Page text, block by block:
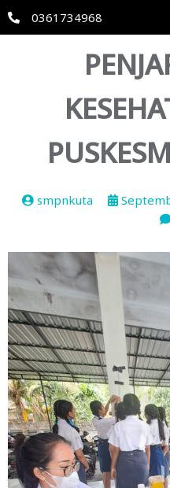
0361734968
smpnkuta